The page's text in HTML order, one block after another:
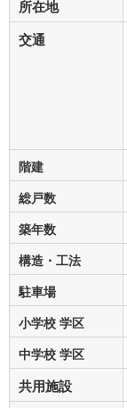
所在地
交通
階建
総戸数
築年数
構造・工法
駐車場
小学校 学区
中学校 学区
共用施設